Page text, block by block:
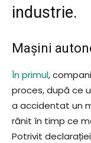
industrie.
Mașini
În primul,
proces, după ce
a accidentat un
rănit în timp ce
Potrivit